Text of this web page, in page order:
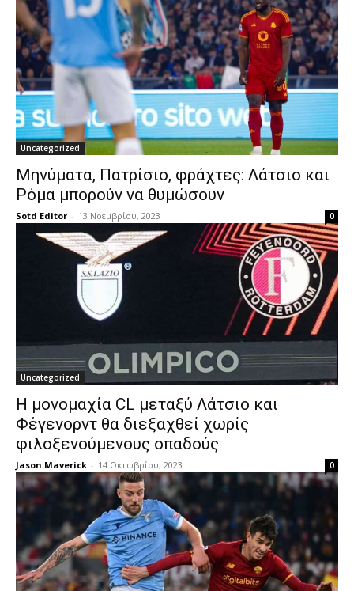
Uncategorized
Μηνύματα, Πατρίσιο, φράχτες: Λάτσιο και
Ρόμα μπορούν να θυμώσουν
Sotd Editor - 13 Νοεμβρίου, 2023 0
Uncategorized
Η μονομαχία CL μεταξύ Λάτσιο και
Φέγενορντ θα διεξαχθεί χωρίς
φιλοξενούμενους οπαδούς
Jason Maverick - 14 Οκτωβρίου, 2023 0